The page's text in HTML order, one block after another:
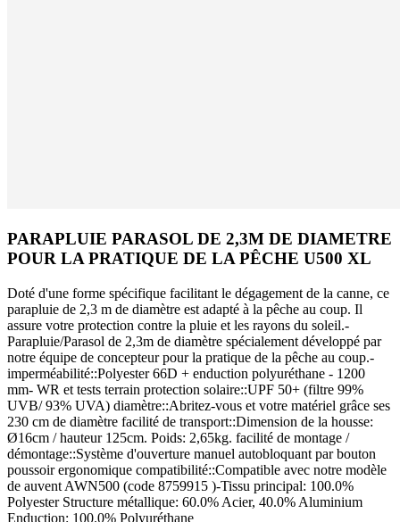
PARAPLUIE PARASOL DE 2,3M DE DIAMETRE
POUR LA PRATIQUE DE LA PÊCHE U500 XL
Doté d'une forme spécifique facilitant le dégagement de la canne, ce
parapluie de 2,3 m de diamètre est adapté à la pêche au coup. Il
assure votre protection contre la pluie et les rayons du soleil.-
Parapluie/Parasol de 2,3m de diamètre spécialement développé par
notre équipe de concepteur pour la pratique de la pêche au coup.-
imperméabilité::Polyester 66D + enduction polyuréthane - 1200
mm- WR et tests terrain protection solaire::UPF 50+ (filtre 99%
UVB/ 93% UVA) diamètre::Abritez-vous et votre matériel grâce ses
230 cm de diamètre facilité de transport::Dimension de la housse:
Ø16cm / hauteur 125cm. Poids: 2,65kg. facilité de montage /
démontage::Système d'ouverture manuel autobloquant par bouton
poussoir ergonomique compatibilité::Compatible avec notre modèle
de auvent AWN500 (code 8759915 )-Tissu principal: 100.0%
Polyester Structure métallique: 60.0% Acier, 40.0% Aluminium
Enduction: 100.0% Polyuréthane